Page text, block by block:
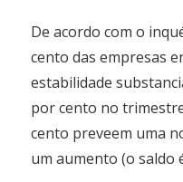
De acordo com o
cento das empresas
estabilidade
por cento no
cento preveem uma
um aumento (o saldo